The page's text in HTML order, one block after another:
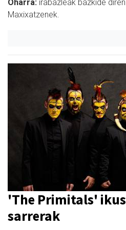
Oharra: irabazleak bazkide
Maxixatzenek.
'The Primitals'
sarrerak